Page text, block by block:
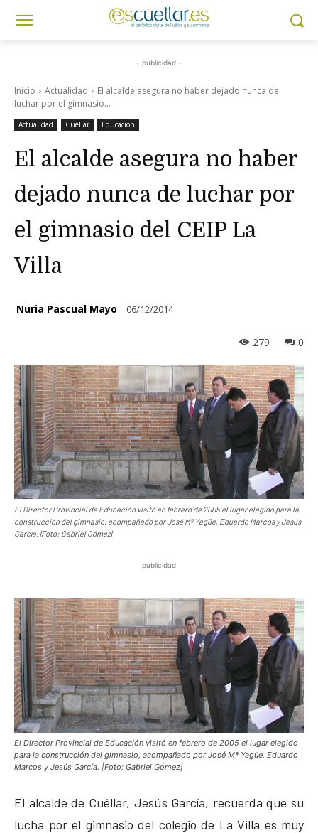
- publicidad -
Inicio Actualidad
El alcalde asegura no haber dejado nunca de
luchar por el gimnasio...
Actualidad Cuéllar Educación
El alcalde asegura no haber
dejado nunca de luchar por
el gimnasio del CEIP La
Villa
Nuria Pascual Mayo 06/12/2014
0
279
El Director Provincial de Educación visitó en febrero de 2005 el lugar elegido para la
construcción del gimnasio, acompañado por José Mª Yagüe, Eduardo Marcos y Jesús
García. |Foto: Gabriel Gómez|
publicidad
El Director Provincial de Educación visitó en febrero de 2005 el lugar elegido
para la construcción del gimnasio, acompañado por José Mª Yagüe, Eduardo
Marcos y Jesús García. |Foto: Gabriel Gómez|
El alcalde de Cuéllar, Jesús García, recuerda que su
lucha por el gimnasio del colegio de La Villa es muy